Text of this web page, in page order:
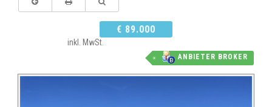
€ 89.000
inkl. MwSt.
ANBIETER BROKER